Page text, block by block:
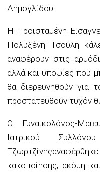
Δημογλίδου
Η Προϊσταμένη
Πολυξένη Τσούλη
αναφέρουν στις
αλλά και υποψίες που
θα διερευνηθούν για
προστατευθούν τυχόν
Ο
Γυναικολόγος-
Ιατρικού
Τζωρτζίνης
κακοποίησης, ακόμη